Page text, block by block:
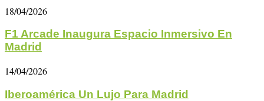
18/04/2026
F1 Arcade Inaugura Espacio Inmersivo En
Madrid
14/04/2026
Iberoamérica Un Lujo Para Madrid